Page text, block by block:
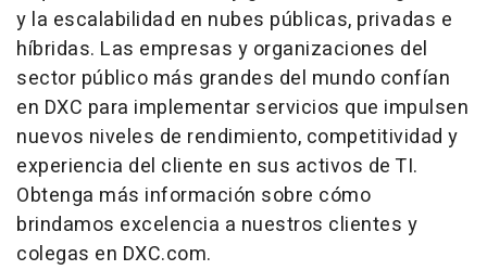
y la escalabilidad en nubes públicas, privadas e
híbridas. Las empresas y organizaciones del
sector público más grandes del mundo confían
en DXC para implementar servicios que impulsen
nuevos niveles de rendimiento, competitividad y
experiencia del cliente en sus activos de TI.
Obtenga más información sobre cómo
brindamos excelencia a nuestros clientes y
colegas en DXC.com.